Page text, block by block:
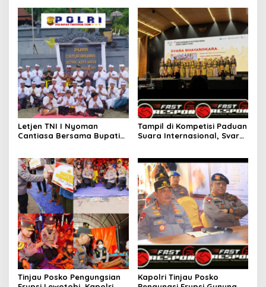
Letjen TNI I Nyoman
Cantiasa Bersama Bupati
Catur Bhuana
Tampil di Kompetisi Paduan
Suara Internasional, Svara
Stage Performance.
Tinjau Posko Pengungsian
Kapolri Tinjau Posko